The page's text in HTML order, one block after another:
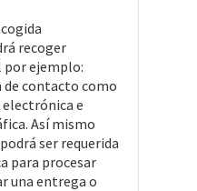
recoger
ejemplo:
contacto como
electrónica e
Así mismo
ser requerida
para procesar
una entrega o